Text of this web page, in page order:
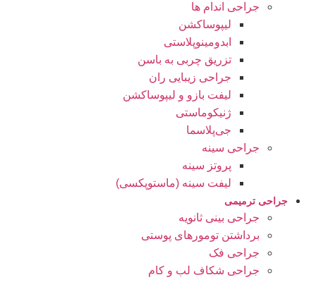
جراحی اندام ها
لیپوساکشن
ابدومینوپلاستی
تزریق چربی به باسن
جراحی زیبایی ران
لیفت بازو و لیپوساکشن
ژنیکوماستی
جی‌پلاسما
جراحی سینه
پروتز سینه
لیفت سینه (ماستوپکسی)
جراحی ترمیمی
جراحی بینی ثانویه
برداشتن تومورهای پوستی
جراحی فک
جراحی شکاف لب و کام